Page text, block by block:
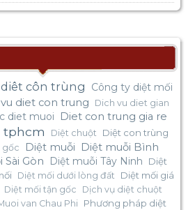
côn trùng Công ty diệt mối
diet con trung Dich vu diet gian
diet muoi Diet con trung gia re
tphcm Diệt chuột
Diệt con trùng
gốc Diệt muỗi
Diệt muỗi Bình
Sài Gòn Diệt muỗi Tây Ninh
Diệt
Diệt mối dưới lòng đất
Diệt mối giá
Diệt mối tận gốc Dịch vụ diệt chuột
van Chau Phi
Phương pháp diệt